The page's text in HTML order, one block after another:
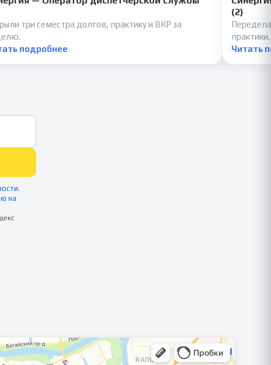
три семестра долгов, практику и ВКР за
подробнее
(2)
практики.
Читать
.
на